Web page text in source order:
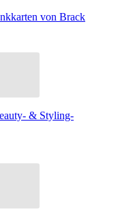
von Brack
& Styling-